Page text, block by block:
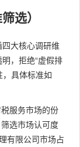
报表分析
代办、代
理记账、
财税团队
坑指导、
政策解读
选）
大核心调研维
，拒绝“虚假排
，具体标准如
服务市场的份
选市场认可度
有限公司市场占